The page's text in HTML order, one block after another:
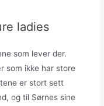
ladies
som lever der.
som ikke har store
er stort sett
og til Sørnes sine